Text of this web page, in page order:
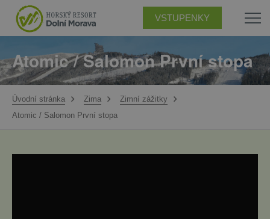
VSTUPENKY
Atomic / Salomon První stopa
Úvodní stránka Zima
Zimní zážitky
Atomic / Salomon První stopa